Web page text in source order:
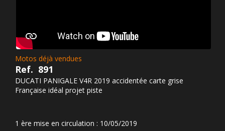
Motos déjà vendues
Ref. 891
DUCATI PANIGALE V4R 2019 accidentée carte grise
Française idéal projet piste
1 ère mise en circulation : 10/05/2019